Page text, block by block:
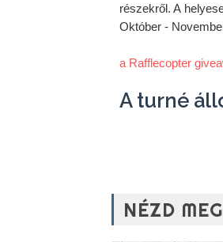
részekről. A
Október -
a Rafflecopter
A turné
NÉZD